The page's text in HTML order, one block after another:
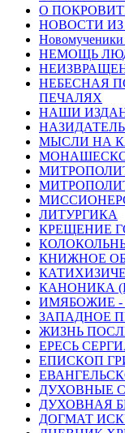
О
НОВОСТИ
Новомученики
НЕМОЩЬ
НЕБЕСНАЯ
ПЕЧАЛЯХ
НАШИ
МЫСЛИ НА
ЛИТУРГИКА
КРЕЩЕНИЕ
КНИЖНОЕ
КАНОНИКА
ИМЯБОЖИЕ -
ЗАПАДНОЕ
ЖИЗНЬ
ЕРЕСЬ
ЕПИСКОП
ДУХОВНЫЕ
ДУХОВНАЯ
ДОГМАТ